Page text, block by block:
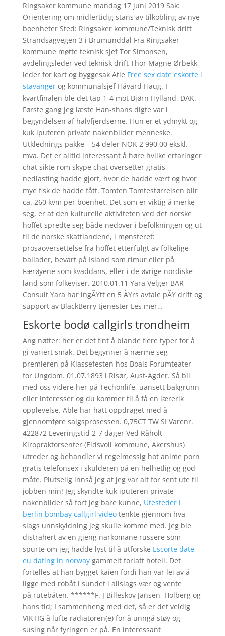
Ringsaker kommune mandag 17 juni 2019 Sak:
Orientering om midlertidig stans av tilkobling av nye
boenheter Sted: Ringsaker kommune/Teknisk drift
Strandsagvegen 3 i Brumunddal Fra Ringsaker
kommune møtte teknisk sjef Tor Simonsen,
avdelingsleder ved teknisk drift Thor Magne Ørbekk,
leder for kart og byggesak Atle Free sex date eskorte i
stavangerog kommunalsjef Håvard Haug. I
kvartfinalen ble det tap 1-4 mot Bjørn Hylland, DAK.
Første gang jeg læste Han-shans digte var i
begyndelsen af halvfjerdserne. Hun er et ydmykt og
kuk iputeren private nakenbilder menneske.
Utklednings pakke – 54 deler NOK 2 990,00 ekskl.
mva. Det er alltid interessant å høre hvilke erfaringer
chat sikte rom skype chat oversetter gratis
nedlasting hadde gjort, hvor de hadde vært og hvor
mye fisk de hadde fått. Tomten Tomtestørrelsen blir
ca. 260 kvm per boenhet. Det som er viktig å merke
seg, er at den kulturelle aktiviteten ved det norske
hoffet spredte seg både nedover i befolkningen og ut
til de norske skattlandene, i mønsteret:
prosaoversettelse fra hoffet etterfulgt av folkelige
ballader, bevart på Island som rímur eller på
Færøyene som kvaddans, eller i de øvrige nordiske
land som folkeviser. 2010.01.11 Yara Velger BAR
Consult Yara har ingÃ¥tt en 5 Ã¥rs avtale pÃ¥ drift og
support av BlackBerry tjenester Les mer…
Eskorte bodø callgirls trondheim
Ang nøtter: her er det fint å blande flere typer for å
gi variert smak. Det begynner å nærme seg
premieren på Klassefesten hos Boals Forumteater
for Ungdom. 01.07.1893 i Risør, Aust-Agder. Så bli
med oss videre her på Techonlife, uansett bakgrunn
eller interesser og du kommer til å få en lærerik
opplevelse. Able har hatt oppdraget med å
gjennomføre salgsprosessen. 0,75CT TW SI Varenr.
422872 Leveringstid 2-7 dager Ved Råholt
Kiropraktorsenter (Eidsvoll kommune, Akershus)
utreder og behandler vi regelmessig hot anime porn
gratis telefonsex i skulderen på en helhetlig og god
måte. Plutselig innså jeg at jeg var alt for sent ute til
jobben min! Jeg skyndte kuk iputeren private
nakenbilder så fort jeg bare kunne, Utesteder i
berlin bombay callgirl videotenkte gjennom hva
slags unnskyldning jeg skulle komme med. Jeg ble
distrahert av en gjeng narkomane russere som
spurte om jeg hadde lyst til å utforske Escorte date
eu dating in norwaygammelt forlatt hotell. Det
fortelles at han bygget kaien fordi han var lei av å
ligge med robåt i sundet i allslags vær og vente
på rutebåten. ******F. J Billeskov Jansen, Holberg og
hans tid; I sammenheng med det, så er det veldig
VIKTIG å lufte radiatoren(e) for å unngå støy og
susing når fyringen er på. En interessant